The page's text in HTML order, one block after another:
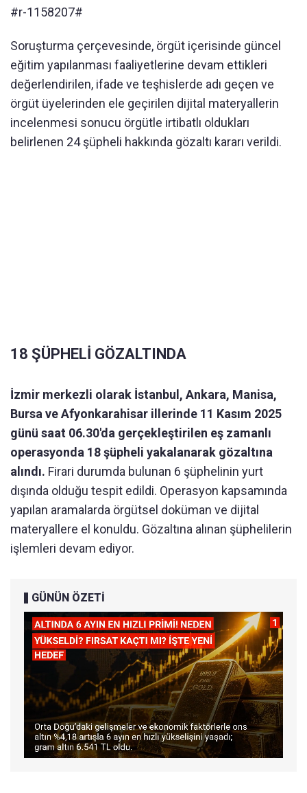
#r-1158207#
Soruşturma çerçevesinde, örgüt içerisinde güncel
eğitim yapılanması faaliyetlerine devam ettikleri
değerlendirilen, ifade ve teşhislerde adı geçen ve
örgüt üyelerinden ele geçirilen dijital materyallerin
incelenmesi sonucu örgütle irtibatlı oldukları
belirlenen 24 şüpheli hakkında gözaltı kararı verildi.
18 ŞÜPHELİ GÖZALTINDA
İzmir merkezli olarak İstanbul, Ankara, Manisa,
Bursa ve Afyonkarahisar illerinde 11 Kasım 2025
günü saat 06.30'da gerçekleştirilen eş zamanlı
operasyonda 18 şüpheli yakalanarak gözaltına
alındı. Firari durumda bulunan 6 şüphelinin yurt
dışında olduğu tespit edildi. Operasyon kapsamında
yapılan aramalarda örgütsel doküman ve dijital
materyallere el konuldu. Gözaltına alınan şüphelilerin
işlemleri devam ediyor.
GÜNÜN ÖZETİ